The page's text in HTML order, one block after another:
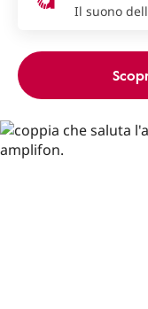
Il suono